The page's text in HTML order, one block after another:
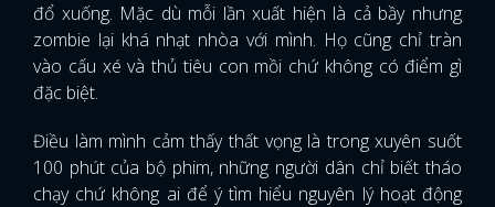
đổ xuống. Mặc dù mỗi lần xuất hiện là cả bầy nhưng
zombie lại khá nhạt nhòa với mình. Họ cũng chỉ tràn
vào cấu xé và thủ tiêu con mồi chứ không có điểm gì
đặc biệt.
Điều làm mình cảm thấy thất vọng là trong xuyên suốt
100 phút của bộ phim, những người dân chỉ biết tháo
chạy chứ không ai để ý tìm hiểu nguyên lý hoạt động